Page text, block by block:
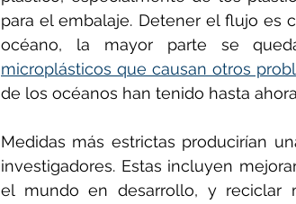
para el embalaje. Detener el flujo es
microplásticos que causan otros
de los océanos han tenido hasta
Medidas más estrictas producirían
investigadores. Estas incluyen
el mundo en desarrollo, y reciclar